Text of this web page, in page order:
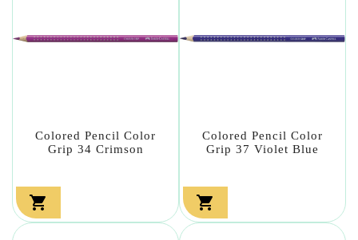
Colored Pencil Color
Grip 34 Crimson

Colored Pencil Color
Grip 37 Violet Blue
